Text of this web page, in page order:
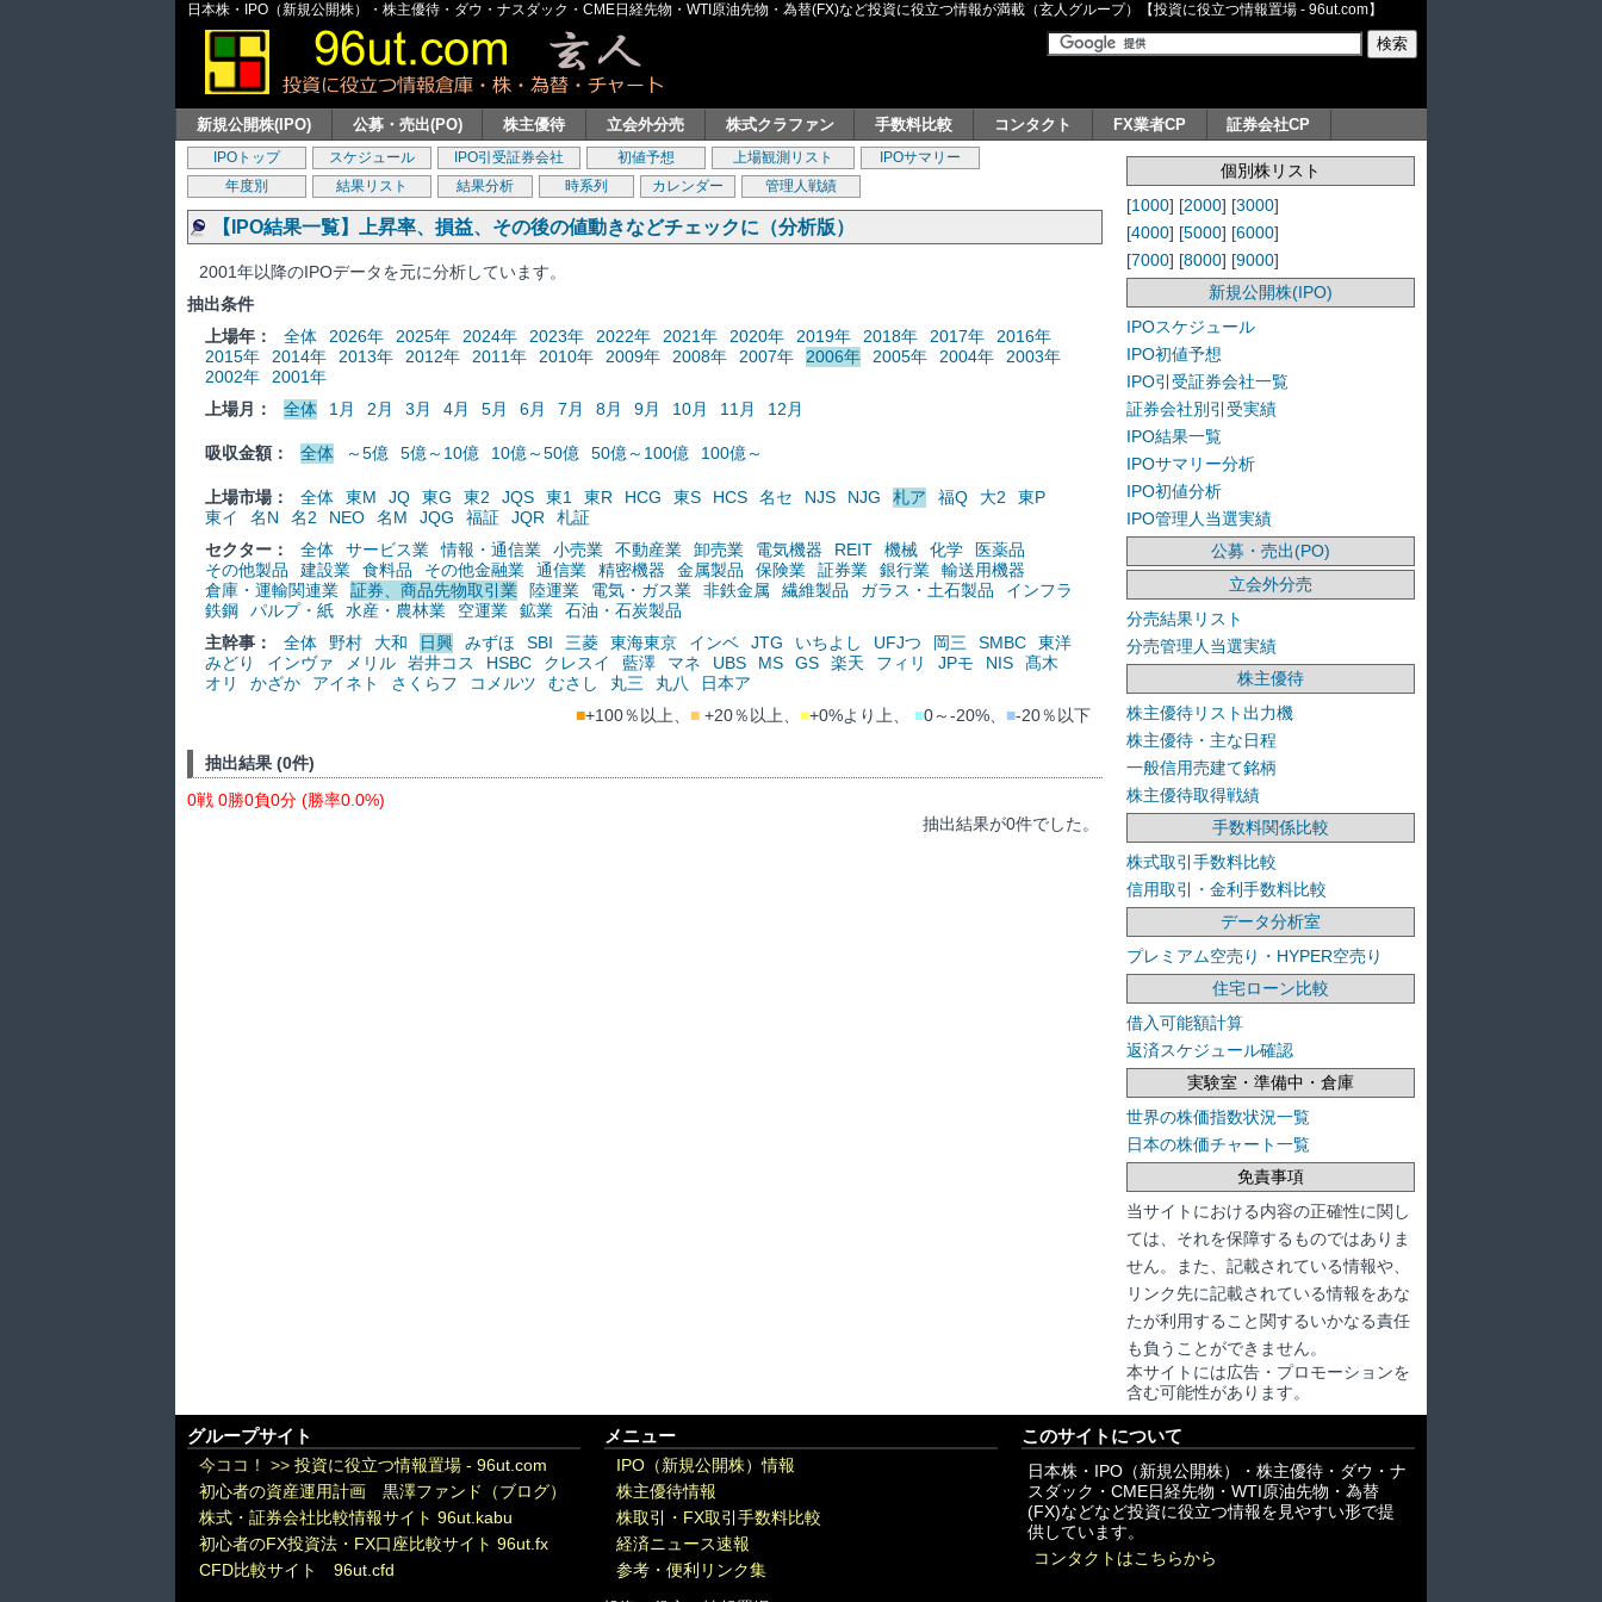
日本株・IPO（新規公開株）・株主優待・ダウ・ナスダック・CME日経先物・WTI原油先物・為替(FX)など投資に役立つ情報が満載（玄人グループ）【投資に役立つ情報置場 - 96ut.com】
新規公開株(IPO) 公募・売出(PO) 株主優待 立会外分売 株式クラファン 手数料比較 コンタクト FX業者CP 証券会社CP
IPOトップ スケジュール IPO引受証券会社 初値予想 上場観測リスト
IPOサマリー
年度別
結果リスト 結果分析 時系列 カレンダー 管理人戦績
【IPO結果一覧】上昇率、損益、その後の値動きなどチェックに（分析版）
2001年以降のIPOデータを元に分析しています。
抽出条件
上場年：
全体 2026年 2025年 2024年 2023年 2022年 2021年 2020年 2019年 2018年 2017年
2016年
2015年
2014年 2013年 2012年 2011年 2010年 2009年 2008年 2007年 2006年 2005年 2004年
2003年
2002年
2001年
上場月：
全体 1月 2月 3月 4月 5月 6月 7月 8月 9月 10月 11月 12月
吸収金額： 全体 ～5億 5億～10億 10億～50億 50億～100億 100億～
上場市場： 全体 東M JQ 東G 東2 JQS 東1 東R HCG 東S HCS 名セ NJS NJG 札ア 福Q 大2
東P
東イ
名N 名2 NEO 名M JQG 福証 JQR
札証
セクター：
全体 サービス業 情報・通信業 小売業 不動産業 卸売業 電気機器 REIT 機械 化学
医薬品
その他製品
建設業 食料品 その他金融業 通信業 精密機器 金属製品 保険業 証券業 銀行業
輸送用機器
倉庫・運輸関連業
証券、商品先物取引業 陸運業 電気・ガス業 非鉄金属 繊維製品 ガラス・土石製品
インフラ
鉄鋼
パルプ・紙 水産・農林業 空運業 鉱業
石油・石炭製品
主幹事：
全体 野村 大和 日興 みずほ SBI 三菱 東海東京 インベ JTG いちよし UFJつ 岡三 SMBC
東洋
みどり
インヴァ メリル 岩井コス HSBC クレスイ 藍澤 マネ UBS MS GS 楽天 フィリ JPモ NIS
髙木
オリ
かざか アイネト さくらフ コメルツ むさし 丸三 丸八
日本ア
■+100％以上、 ■+20％以上、 ■+0%より上、 ■0～-20%、 ■-20％以下
抽出結果 (0件)
0戦 0勝0負0分 (勝率0.0%)
抽出結果が0件でした。
個別株リスト
[1000] [2000] [3000]
[4000] [5000] [6000]
[7000] [8000] [9000]
新規公開株(IPO)
IPOスケジュール
IPO初値予想
IPO引受証券会社一覧
証券会社別引受実績
IPO結果一覧
IPOサマリー分析
IPO初値分析
IPO管理人当選実績
公募・売出(PO)
立会外分売
分売結果リスト
分売管理人当選実績
株主優待
株主優待リスト出力機
株主優待・主な日程
一般信用売建て銘柄
株主優待取得戦績
手数料関係比較
株式取引手数料比較
信用取引・金利手数料比較
データ分析室
プレミアム空売り・HYPER空売り
住宅ローン比較
借入可能額計算
返済スケジュール確認
実験室・準備中・倉庫
世界の株価指数状況一覧
日本の株価チャート一覧
免責事項
当サイトにおける内容の正確性に関し
ては、それを保障するものではありま
せん。また、記載されている情報や、
リンク先に記載されている情報をあな
たが利用すること関するいかなる責任
も負うことができません。
本サイトには広告・プロモーションを
含む可能性があります。
グループサイト
今ココ！ >> 投資に役立つ情報置場 - 96ut.com
初心者の資産運用計画 黒澤ファンド（ブログ）
株式・証券会社比較情報サイト 96ut.kabu
初心者のFX投資法・FX口座比較サイト 96ut.fx
CFD比較サイト 96ut.cfd
メニュー
IPO（新規公開株）情報
株主優待情報
株取引・FX取引手数料比較
経済ニュース速報
参考・便利リンク集
このサイトについて
日本株・IPO（新規公開株）・株主優待・ダウ・ナ
スダック・CME日経先物・WTI原油先物・為替
(FX)などなど投資に役立つ情報を見やすい形で提
供しています。
コンタクトはこちらから